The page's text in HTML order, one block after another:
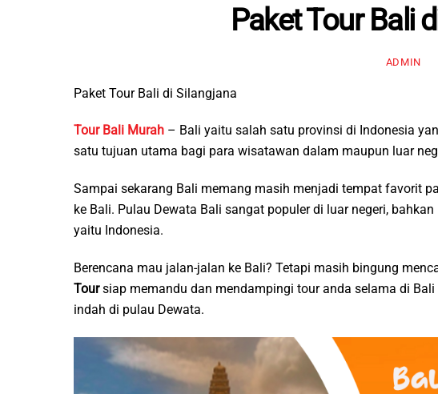
Paket Tour Bali
ADMIN
Paket Tour Bali di Silangjana
Tour Bali Murah – Bali yaitu salah satu provinsi di Indonesia
satu tujuan utama bagi para wisatawan dalam maupun luar
Sampai sekarang Bali memang masih menjadi tempat favorit
ke Bali. Pulau Dewata Bali sangat populer di luar negeri,
yaitu Indonesia.
Berencana mau jalan-jalan ke Bali? Tetapi masih bingung
Toursiap memandu dan mendampingi tour anda selama di
indah di pulau Dewata.